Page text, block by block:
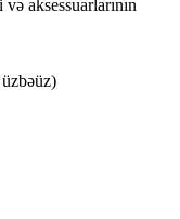
aksessuarlarının